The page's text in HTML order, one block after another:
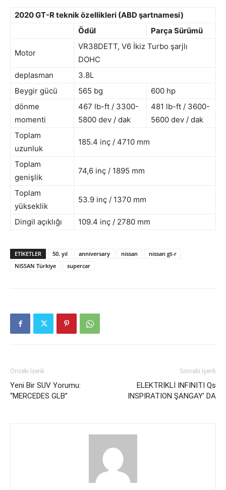
2020 GT-R teknik özellikleri (ABD şartnamesi)
Ödül
Parça Sürümü
Motor
VR38DETT, V6 İkiz Turbo şarjlı
DOHC
deplasman
3.8L
Beygir gücü
565 bg
600 hp
dönme
momenti
467 lb-ft / 3300-
5800 dev / dak
481 lb-ft / 3600-
5600 dev / dak
Toplam
uzunluk
185.4 inç / 4710 mm
Toplam
genişlik
74,6 inç / 1895 mm
Toplam
yükseklik
53.9 inç / 1370 mm
Dingil açıklığı 109.4 inç / 2780 mm
ETIKETLER 50. yıl anniversary nissan
nissan gt-r
NISSAN Türkiye
supercar
Önceki İçerik
Yeni Bir SUV Yorumu:
“MERCEDES GLB”
Sonraki İçerik
ELEKTRİKLİ INFINITI Qs
INSPIRATION ŞANGAY’ DA